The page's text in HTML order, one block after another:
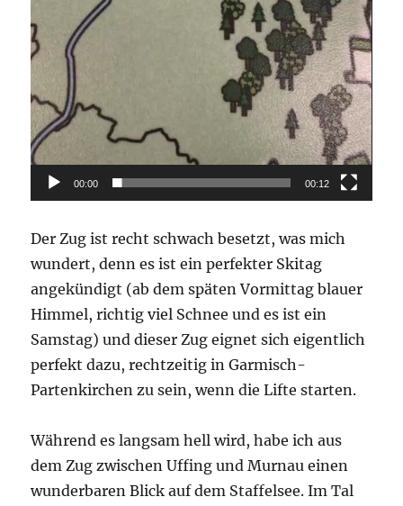
00:00 00:12
Der Zug ist recht schwach besetzt, was mich
wundert, denn es ist ein perfekter Skitag
angekündigt (ab dem späten Vormittag blauer
Himmel, richtig viel Schnee und es ist ein
Samstag) und dieser Zug eignet sich eigentlich
perfekt dazu, rechtzeitig in Garmisch-
Partenkirchen zu sein, wenn die Lifte starten.
Während es langsam hell wird, habe ich aus
dem Zug zwischen Uffing und Murnau einen
wunderbaren Blick auf dem Staffelsee. Im Tal